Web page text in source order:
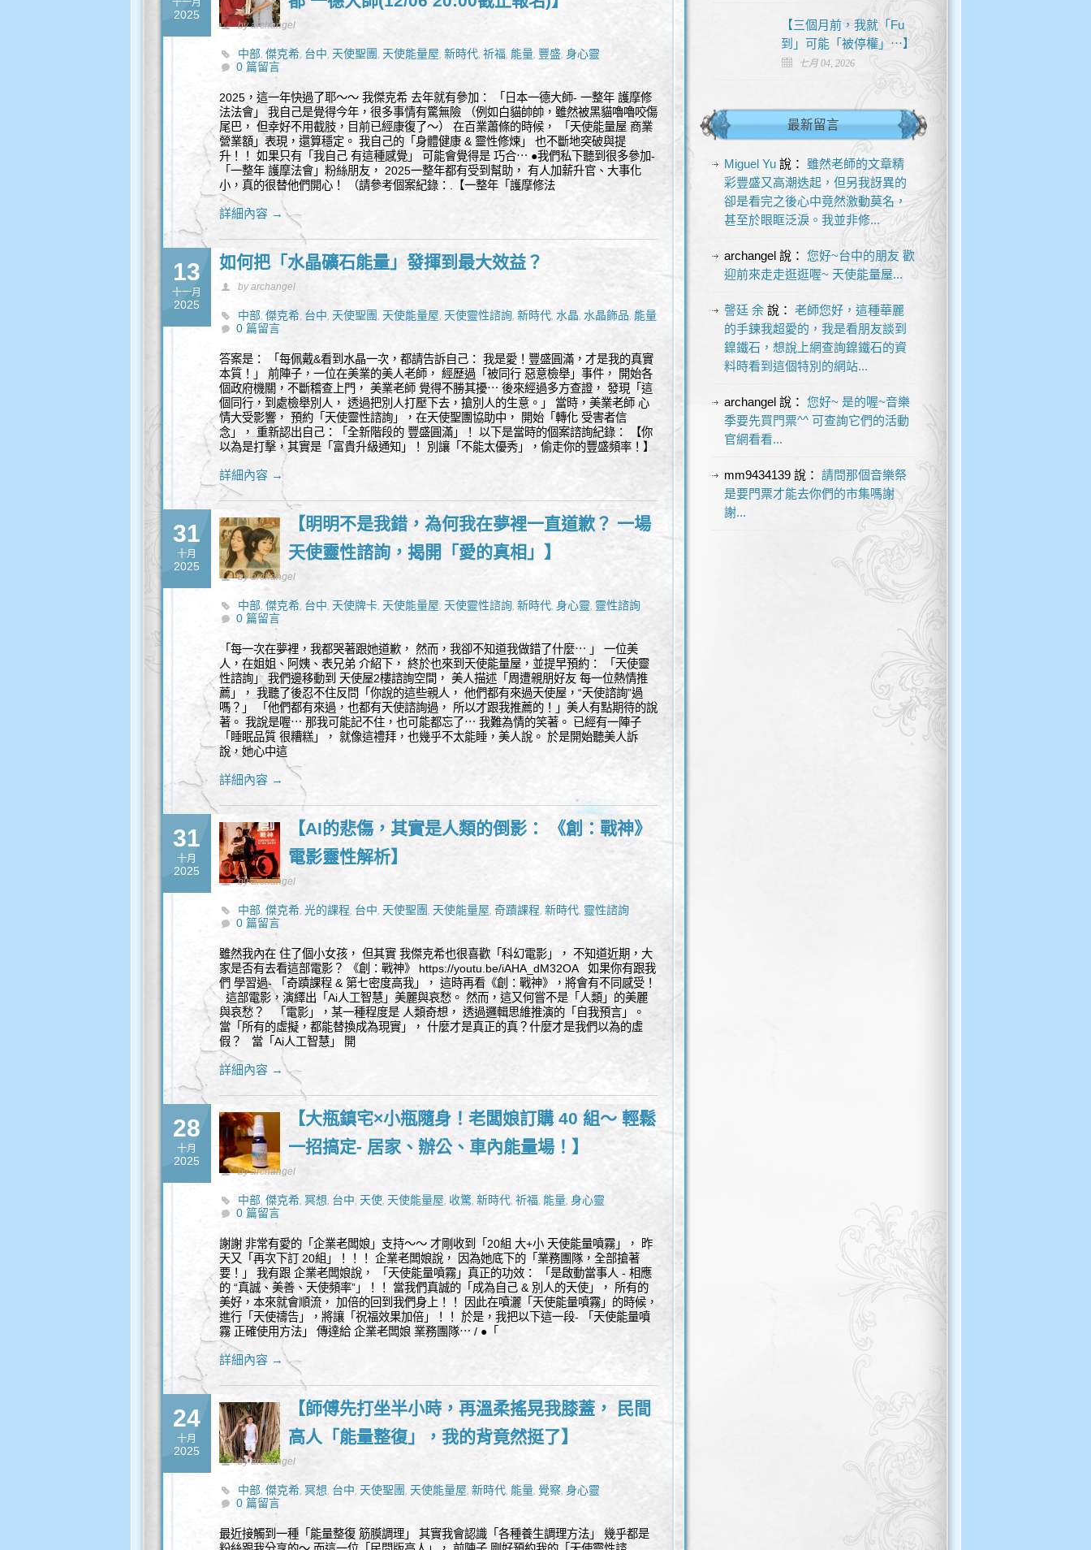
十一月
2025
by archangel
中部, 傑克希, 台中, 天使聖團, 天使能量屋, 新時代, 祈福, 能量, 豐盛, 身心靈
0 篇留言
2025，這一年快過了耶～～ 我傑克希 去年就有參加： 「日本一德大師- 一整年 護摩修
法法會」 我自己是覺得今年，很多事情有驚無險 （例如白貓帥帥，雖然被黑貓嚕嚕咬傷
尾巴， 但幸好不用截肢，目前已經康復了～） 在百業蕭條的時候， 「天使能量屋 商業
營業額」表現，還算穩定。 我自己的「身體健康 & 靈性修煉」 也不斷地突破與提
升！！ 如果只有「我自己 有這種感覺」 可能會覺得是 巧合⋯ ●我們私下聽到很多參加-
「一整年 護摩法會」粉絲朋友， 2025一整年都有受到幫助， 有人加薪升官、大事化
小，真的很替他們開心！ （請參考個案紀錄：.【一整年「護摩修法
詳細內容 →
13
十一月
2025
如何把「水晶礦石能量」發揮到最大效益？
by archangel
中部, 傑克希, 台中, 天使聖團, 天使能量屋, 天使靈性諮詢, 新時代, 水晶, 水晶飾品, 能量,
量水晶飾品
0 篇留言
答案是： 「每佩戴&看到水晶一次，都請告訴自己： 我是愛！豐盛圓滿，才是我的真實
本質！」 前陣子，一位在美業的美人老師， 經歷過「被同行 惡意檢舉」事件， 開始各
個政府機關，不斷稽查上門， 美業老師 覺得不勝其擾⋯ 後來經過多方查證， 發現「這
個同行，到處檢舉別人， 透過把別人打壓下去，搶別人的生意。」 當時，美業老師 心
情大受影響， 預約「天使靈性諮詢」，在天使聖團協助中， 開始「轉化 受害者信
念」， 重新認出自己：「全新階段的 豐盛圓滿」！ 以下是當時的個案諮詢紀錄： 【你
以為是打擊，其實是「富貴升級通知」！ 別讓「不能太優秀」，偷走你的豐盛頻率！】
詳細內容 →
31
十月
2025
【明明不是我錯，為何我在夢裡一直道歉？ 一場
天使靈性諮詢，揭開「愛的真相」】
by archangel
中部, 傑克希, 台中, 天使牌卡, 天使能量屋, 天使靈性諮詢, 新時代, 身心靈, 靈性諮詢
0 篇留言
「每一次在夢裡，我都哭著跟她道歉， 然而，我卻不知道我做錯了什麼⋯ 」 一位美
人，在姐姐、阿姨、表兄弟 介紹下， 終於也來到天使能量屋，並提早預約： 「天使靈
性諮詢」 我們邊移動到 天使屋2樓諮詢空間， 美人描述「周遭親朋好友 每一位熱情推
薦」， 我聽了後忍不住反問「你說的這些親人， 他們都有來過天使屋，“天使諮詢”過
嗎？」 「他們都有來過，也都有天使諮詢過， 所以才跟我推薦的！」美人有點期待的說
著。 我說是喔⋯ 那我可能記不住，也可能都忘了⋯ 我難為情的笑著。 已經有一陣子
「睡眠品質 很糟糕」， 就像這禮拜，也幾乎不太能睡，美人說。 於是開始聽美人訴
說，她心中這
詳細內容 →
31
十月
2025
【AI的悲傷，其實是人類的倒影： 《創：戰神》
電影靈性解析】
by archangel
中部, 傑克希, 光的課程, 台中, 天使聖團, 天使能量屋, 奇蹟課程, 新時代, 靈性諮詢
0 篇留言
雖然我內在 住了個小女孩， 但其實 我傑克希也很喜歡「科幻電影」， 不知道近期，大
家是否有去看這部電影？ 《創：戰神》 https://youtu.be/iAHA_dM32OA 如果你有跟我
們 學習過- 「奇蹟課程 & 第七密度高我」， 這時再看《創：戰神》，將會有不同感受！
這部電影，演繹出「Ai人工智慧」美麗與哀愁。 然而，這又何嘗不是「人類」的美麗
與哀愁？ 「電影」，某一種程度是 人類奇想， 透過邏輯思維推演的「自我預言」。
當「所有的虛擬，都能替換成為現實」， 什麼才是真正的真？什麼才是我們以為的虛
假？ 當「Ai人工智慧」 開
詳細內容 →
28
十月
2025
【大瓶鎮宅×小瓶隨身！老闆娘訂購 40 組～ 輕鬆
一招搞定- 居家、辦公、車內能量場！】
by archangel
中部, 傑克希, 冥想, 台中, 天使, 天使能量屋, 收驚, 新時代, 祈福, 能量, 身心靈
0 篇留言
謝謝 非常有愛的「企業老闆娘」支持～～ 才剛收到「20組 大+小 天使能量噴霧」， 昨
天又「再次下訂 20組」！！！ 企業老闆娘說， 因為她底下的「業務團隊，全部搶著
要！」 我有跟 企業老闆娘說， 「天使能量噴霧」真正的功效： 「是啟動當事人 - 相應
的 “真誠、美善、天使頻率”」！！ 當我們真誠的「成為自己 & 別人的天使」， 所有的
美好，本來就會順流， 加倍的回到我們身上！！ 因此在噴灑「天使能量噴霧」的時候，
進行「天使禱告」，將讓「祝福效果加倍」！！ 於是，我把以下這一段- 「天使能量噴
霧 正確使用方法」 傳達給 企業老闆娘 業務團隊⋯ / ●「
詳細內容 →
24
十月
2025
【師傅先打坐半小時，再溫柔搖晃我膝蓋， 民間
高人「能量整復」，我的背竟然挺了】
by archangel
中部, 傑克希, 冥想, 台中, 天使聖團, 天使能量屋, 新時代, 能量, 覺察, 身心靈
0 篇留言
最近接觸到一種「能量整復 筋膜調理」 其實我會認識「各種養生調理方法」 幾乎都是
【三個月前，我就「Fu
到」可能「被停權」⋯】
七月 04, 2026
最新留言
Miguel Yu說： 雖然老師的文章精
彩豐盛又高潮迭起，但另我訝異的
卻是看完之後心中竟然激動莫名，
甚至於眼眶泛淚。我並非修...
archangel說： 您好~台中的朋友 歡
迎前來走走逛逛喔~ 天使能量屋...
謦廷 余說： 老師您好，這種華麗
的手鍊我超愛的，我是看朋友談到
鎳鐵石，想說上網查詢鎳鐵石的資
料時看到這個特別的網站...
archangel說： 您好~ 是的喔~音樂
季要先買門票^^ 可查詢它們的活動
官網看看...
mm9434139說： 請問那個音樂祭
是要門票才能去你們的市集嗎謝
謝...